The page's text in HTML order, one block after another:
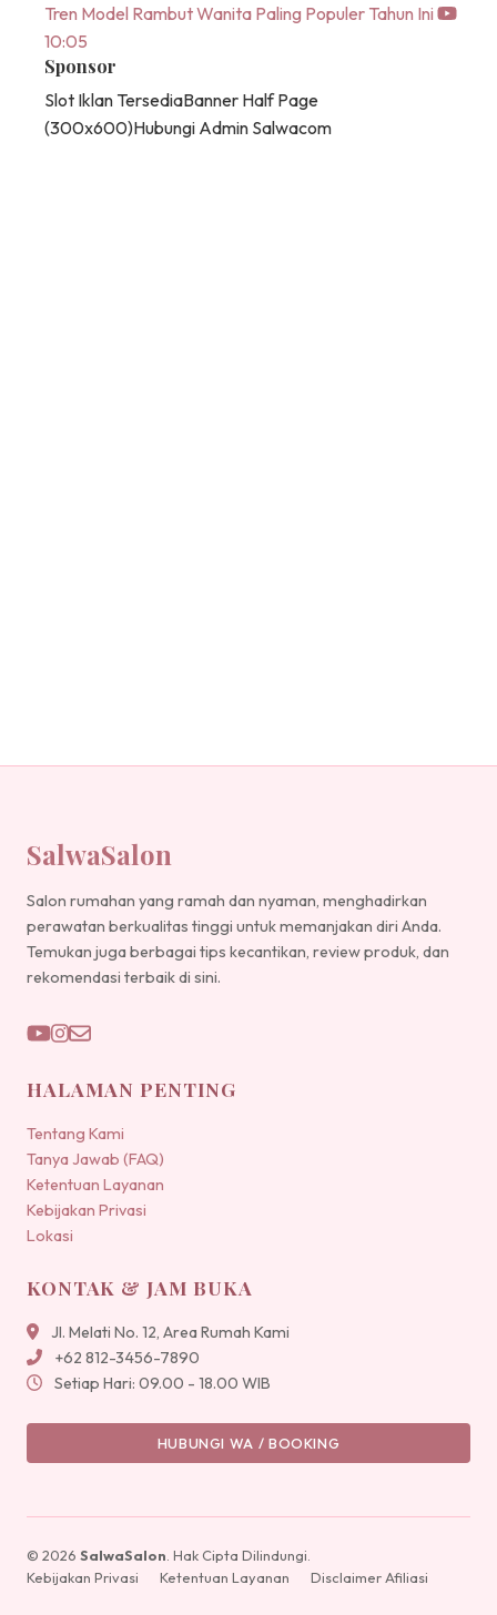
Tren Model Rambut Wanita Paling Populer Tahun Ini
10:05
Sponsor
Slot Iklan TersediaBanner Half Page
(300x600)Hubungi Admin Salwacom
SalwaSalon
Salon rumahan yang ramah dan nyaman, menghadirkan
perawatan berkualitas tinggi untuk memanjakan diri Anda.
Temukan juga berbagai tips kecantikan, review produk, dan
rekomendasi terbaik di sini.
HALAMAN PENTING
Tentang Kami
Tanya Jawab (FAQ)
Ketentuan Layanan
Kebijakan Privasi
Lokasi
KONTAK & JAM BUKA
Jl. Melati No. 12, Area Rumah Kami
+62 812-3456-7890
Setiap Hari: 09.00 - 18.00 WIB
HUBUNGI WA / BOOKING
© 2026 SalwaSalon . Hak Cipta Dilindungi.
Kebijakan Privasi
Ketentuan Layanan Disclaimer Afiliasi